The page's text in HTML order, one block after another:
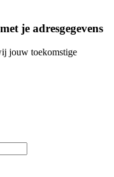
je adresgegevens
jouw toekomstige